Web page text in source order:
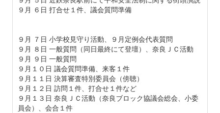
９月 ６日 打合せ１件、議会質問準備
９月 ７日 小学校見守り活動、９月定例会代表質問
９月 ８日 一般質問（同日最終にて登壇）、奈良ＪＣ活動
９月 ９日 一般質問
９月１０日 議会質問準備、来客１件
９月１１日 決算審査特別委員会（傍聴）
９月１２日 訪問１件、打合せ１件など
９月１３日 奈良ＪＣ活動（奈良ブロック協議会総会、小委
員会）、会合１件